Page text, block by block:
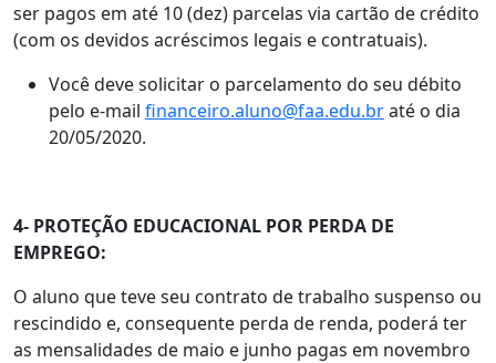
ser pagos em até 10 (dez) parcelas via cartão de crédito
(com os devidos acréscimos legais e contratuais).
Você deve solicitar o parcelamento do seu débito
pelo e-mail financeiro.aluno@faa.edu.braté o dia
20/05/2020.
4- PROTEÇÃO EDUCACIONAL POR PERDA DE
EMPREGO:
O aluno que teve seu contrato de trabalho suspenso ou
rescindido e, consequente perda de renda, poderá ter
as mensalidades de maio e junho pagas em novembro